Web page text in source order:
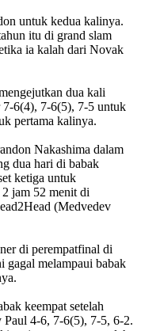
untuk kedua kalinya.
itu di grand slam
ia kalah dari Novak
dua kali
6(4), 7-6(5), 7-5 untuk
pertama kalinya.
Nakashima dalam
dua hari di babak
ketiga untuk
jam 52 menit di
(Medvedev
di perempatfinal di
melampaui babak
keempat setelah
Paul 4-6, 7-6(5), 7-5, 6-2.